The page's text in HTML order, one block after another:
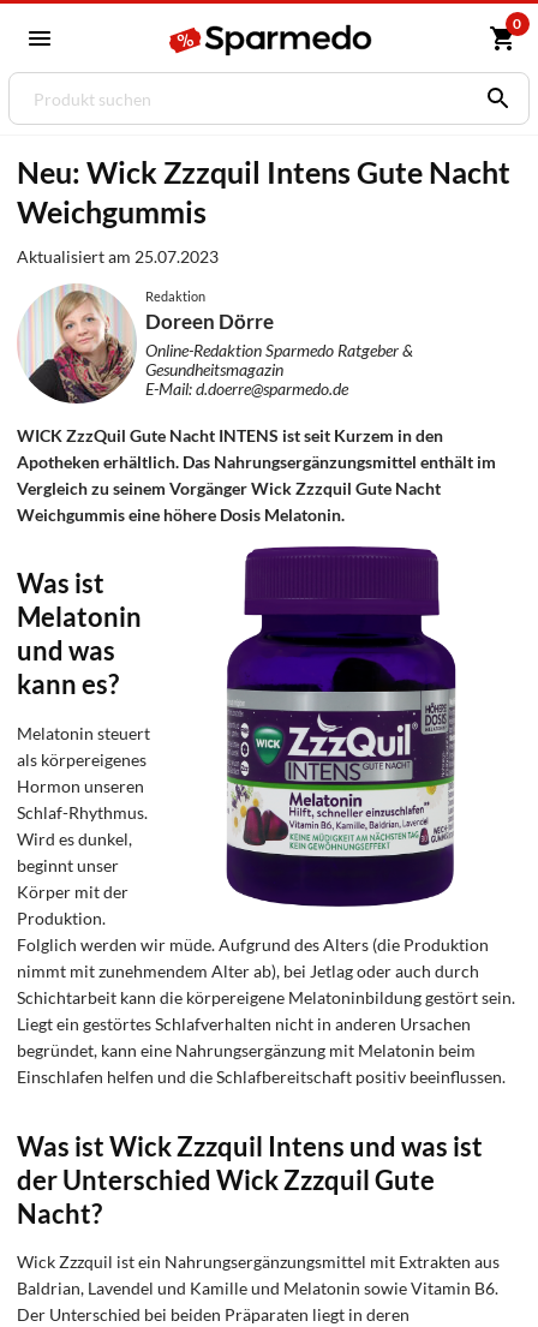
0
Neu: Wick Zzzquil Intens Gute Nacht
Weichgummis
Aktualisiert am 25.07.2023
Redaktion
Doreen Dörre
Online-Redaktion Sparmedo Ratgeber &
Gesundheitsmagazin
E-Mail: d.doerre@sparmedo.de
WICK ZzzQuil Gute Nacht INTENS ist seit Kurzem in den
Apotheken erhältlich. Das Nahrungsergänzungsmittel enthält im
Vergleich zu seinem Vorgänger Wick Zzzquil Gute Nacht
Weichgummis eine höhere Dosis Melatonin.
Was ist
Melatonin
und was
kann es?
Melatonin steuert
als körpereigenes
Hormon unseren
Schlaf-Rhythmus.
Wird es dunkel,
beginnt unser
Körper mit der
Produktion.
Folglich werden wir müde. Aufgrund des Alters (die Produktion
nimmt mit zunehmendem Alter ab), bei Jetlag oder auch durch
Schichtarbeit kann die körpereigene Melatoninbildung gestört sein.
Liegt ein gestörtes Schlafverhalten nicht in anderen Ursachen
begründet, kann eine Nahrungsergänzung mit Melatonin beim
Einschlafen helfen und die Schlafbereitschaft positiv beeinflussen.
Was ist Wick Zzzquil Intens und was ist
der UnterschiedWick Zzzquil Gute
Nacht?
Wick Zzzquil ist ein Nahrungsergänzungsmittel mit Extrakten aus
Baldrian, Lavendel und Kamille und Melatonin sowie Vitamin B6.
Der Unterschied bei beiden Präparaten liegt in deren